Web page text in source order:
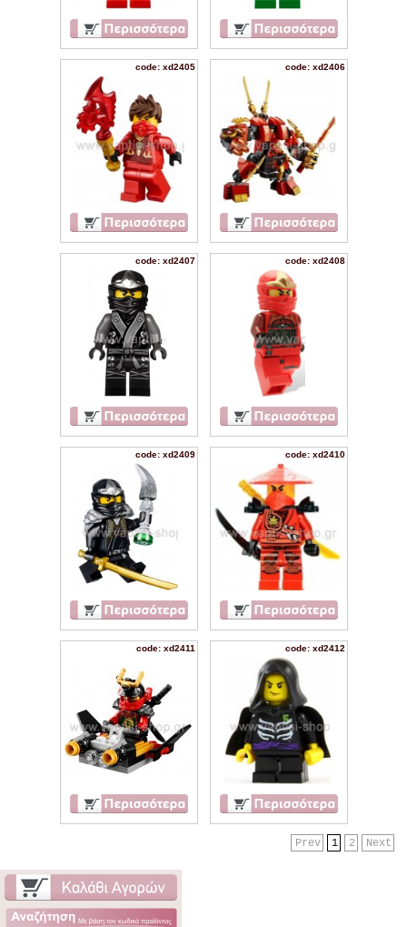
code: xd2405 code: xd2406
code: xd2407 code: xd2408
code: xd2409 code: xd2410
code: xd2411 code: xd2412
Next
2
1
Prev